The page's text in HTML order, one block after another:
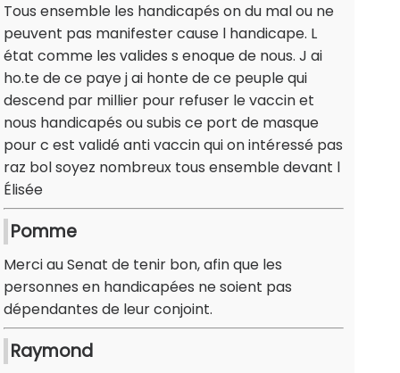
Tous ensemble les handicapés on du mal ou ne
peuvent pas manifester cause l handicape. L
état comme les valides s enoque de nous. J ai
ho.te de ce paye j ai honte de ce peuple qui
descend par millier pour refuser le vaccin et
nous handicapés ou subis ce port de masque
pour c est validé anti vaccin qui on intéressé pas
raz bol soyez nombreux tous ensemble devant l
Élisée
Pomme
Merci au Senat de tenir bon, afin que les
personnes en handicapées ne soient pas
dépendantes de leur conjoint.
Raymond